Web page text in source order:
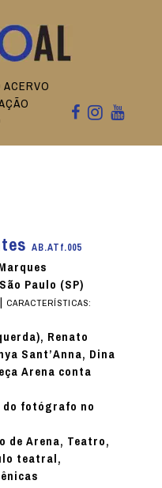
AB.ATf.005
São Paulo (SP)
| CARACTERÍSTICAS:
Renato
Sant’Anna, Dina
Arena conta
fotógrafo no
de Arena, Teatro,
teatral,